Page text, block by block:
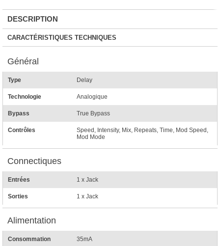
DESCRIPTION
CARACTÉRISTIQUES TECHNIQUES
Général
Type Delay
Technologie Analogique
Bypass True Bypass
Contrôles
Speed, Intensity, Mix, Repeats, Time, Mod Speed,
Mod Mode
Connectiques
Entrées 1 x Jack
Sorties 1 x Jack
Alimentation
Consommation 35mA